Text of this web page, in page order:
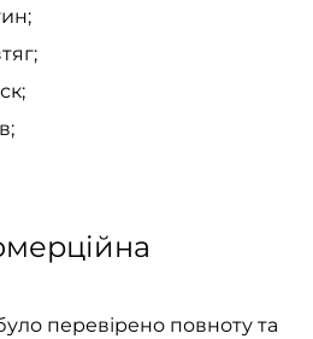
перевірено повноту та